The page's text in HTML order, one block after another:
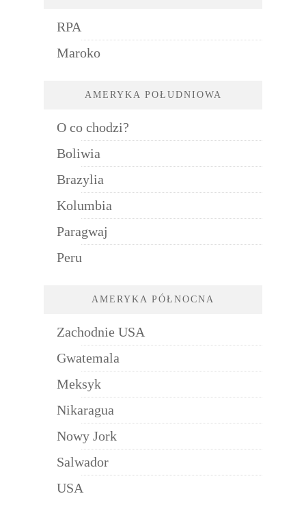
RPA
Maroko
AMERYKA POŁUDNIOWA
O co chodzi?
Boliwia
Brazylia
Kolumbia
Paragwaj
Peru
AMERYKA PÓŁNOCNA
Zachodnie USA
Gwatemala
Meksyk
Nikaragua
Nowy Jork
Salwador
USA